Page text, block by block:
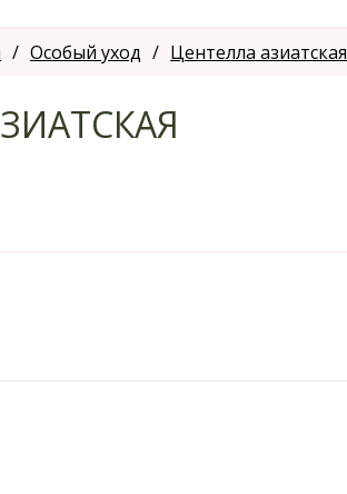
Особый уход Центелла азиатская